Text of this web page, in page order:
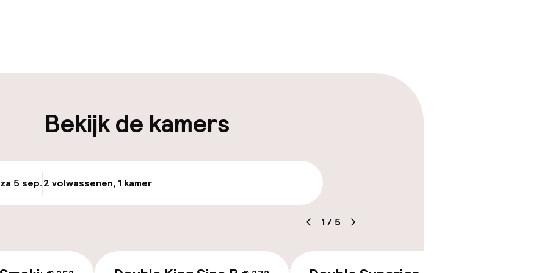
Bekijk de kamers
5 sep.2 volwassenen, 1 kamer
1 / 5